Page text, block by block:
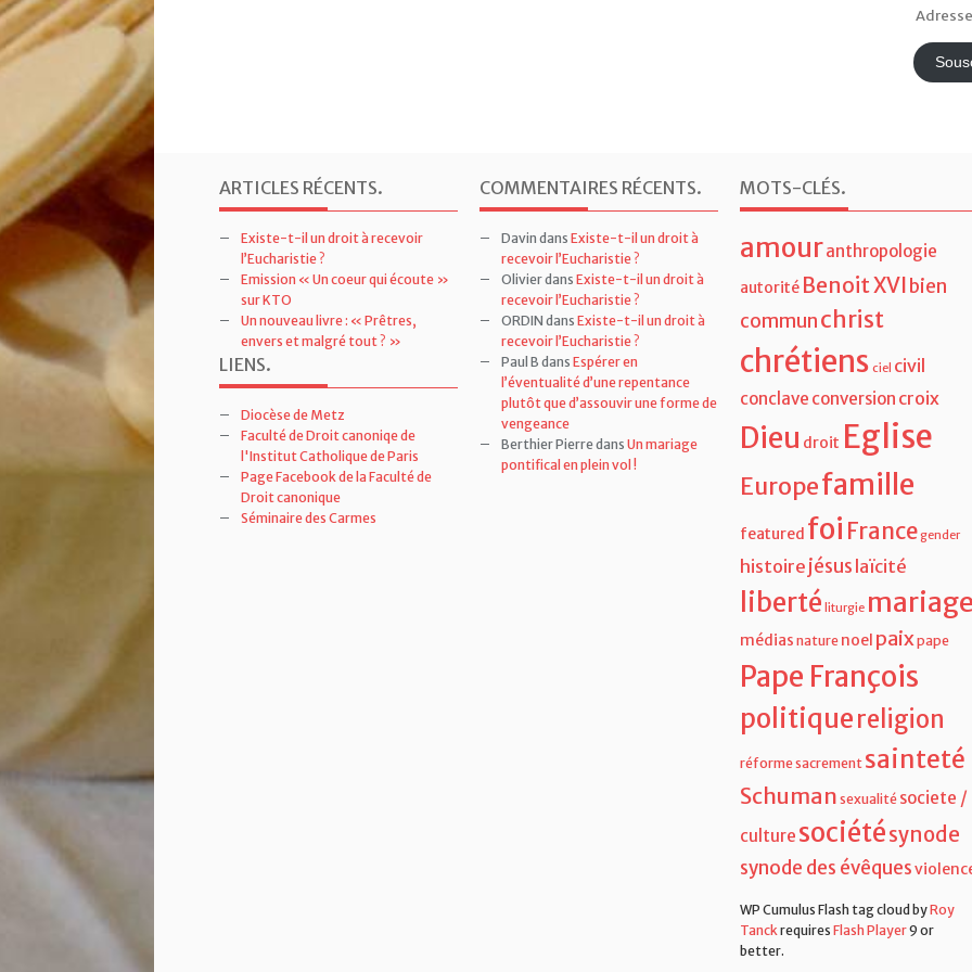
Adresse
mail
ARTICLES RÉCENTS.
Existe-t-il un droit à recevoir
l’Eucharistie ?
Emission « Un coeur qui écoute »
sur KTO
Un nouveau livre : « Prêtres,
envers et malgré tout ? »
LIENS.
Diocèse de Metz
Faculté de Droit canoniqe de
l'Institut Catholique de Paris
Page Facebook de la Faculté de
Droit canonique
Séminaire des Carmes
COMMENTAIRES RÉCENTS.
Davin dans Existe-t-il un droit à
recevoir l’Eucharistie ?
Olivierdans Existe-t-il un droit à
recevoir l’Eucharistie ?
ORDIN dans Existe-t-il un droit à
recevoir l’Eucharistie ?
Paul B dans Espérer en
l’éventualité d’une repentance
plutôt que d’assouvir une forme de
vengeance
Berthier Pierredans Un mariage
pontifical en plein vol !
MOTS-CLÉS.
amouranthropologie
autorité Benoit XVIbien
communchrist
chrétiens ciel civil
conclave conversion croix
Dieu droit Eglise
Europefamille
featured foi Francegender
histoire jésus laïcité
liberté liturgie
médias nature noel paixpape
Pape François
politiquereligion
réformesacrement sainteté
Schuman sexualité societe /
culture sociétésynode
synode des évêques
WP Cumulus Flash tag cloud byRoy
Tanck requires Flash Player9 or
better.